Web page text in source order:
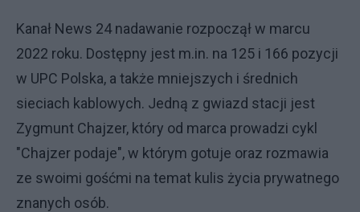
Kanał News 24 nadawanie rozpoczął w marcu
2022 roku. Dostępny jest m.in. na 125 i 166 pozycji
w UPC Polska, a także mniejszych i średnich
sieciach kablowych. Jedną z gwiazd stacji jest
Zygmunt Chajzer, który od marca prowadzi cykl
"Chajzer podaje", w którym gotuje oraz rozmawia
ze swoimi gośćmi na temat kulis życia prywatnego
znanych osób.